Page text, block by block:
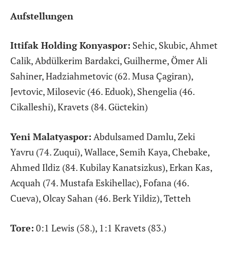
Aufstellungen
Ittifak Holding Konyaspor: Sehic, Skubic, Ahmet
Calik, Abdülkerim Bardakci, Guilherme, Ömer Ali
Sahiner, Hadziahmetovic (62. Musa Çagiran),
Jevtovic, Milosevic (46. Eduok), Shengelia (46.
Cikalleshi), Kravets (84. Güctekin)
Yeni Malatyaspor: Abdulsamed Damlu, Zeki
Yavru (74. Zuqui), Wallace, Semih Kaya, Chebake,
Ahmed Ildiz (84. Kubilay Kanatsizkus), Erkan Kas,
Acquah (74. Mustafa Eskihellac), Fofana (46.
Cueva), Olcay Sahan (46. Berk Yildiz), Tetteh
Tore: 0:1 Lewis (58.), 1:1 Kravets (83.)